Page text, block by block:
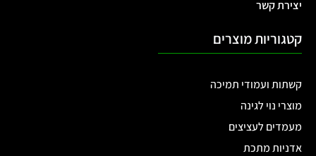
יצירת קשר
קטגוריות מוצרים
קשתות ועמודי תמיכה
מוצרי נוי לגינה
מעמדים לעציצים
אדניות מתכת